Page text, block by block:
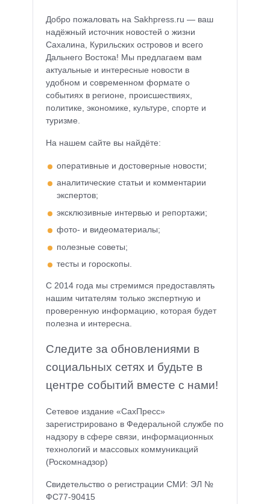
Добро пожаловать на Sakhpress.ru — ваш
надёжный источник новостей о жизни
Сахалина, Курильских островов и всего
Дальнего Востока! Мы предлагаем вам
актуальные и интересные новости в
удобном и современном формате о
событиях в регионе, происшествиях,
политике, экономике, культуре, спорте и
туризме.
На нашем сайте вы найдёте:
оперативные и достоверные новости;
аналитические статьи и комментарии
экспертов;
эксклюзивные интервью и репортажи;
фото- и видеоматериалы;
полезные советы;
тесты и гороскопы.
С 2014 года мы стремимся предоставлять
нашим читателям только экспертную и
проверенную информацию, которая будет
полезна и интересна.
Следите за обновлениями в
социальных сетях и будьте в
центре событий вместе с нами!
Сетевое издание «СахПресс»
зарегистрировано в Федеральной службе по
надзору в сфере связи, информационных
технологий и массовых коммуникаций
(Роскомнадзор)
Свидетельство о регистрации СМИ: ЭЛ №
ФС77-90415